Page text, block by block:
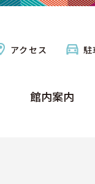
アクセス 駐
館内案内